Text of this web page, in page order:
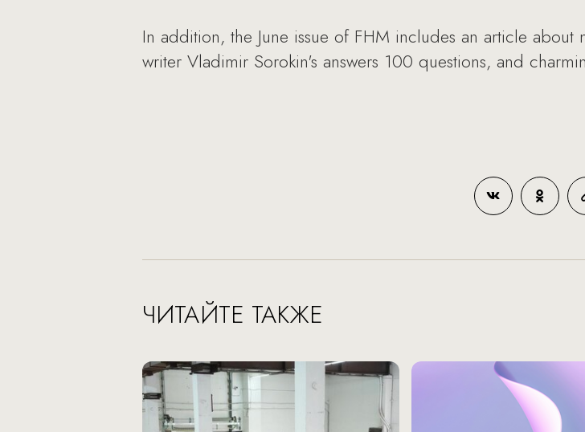
In addition, the June issue of FHM includes an article
writer Vladimir Sorokin's answers 100 questions, and
ЧИТАЙТЕ ТАКЖЕ